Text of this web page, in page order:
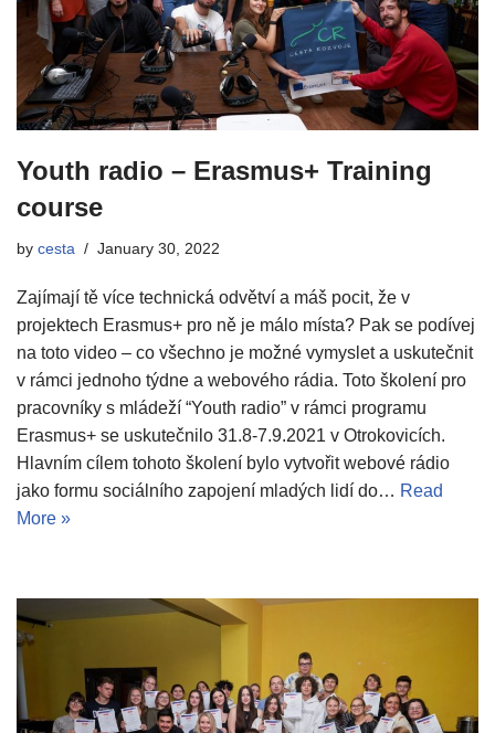
Youth radio – Erasmus+ Training
course
by cesta January 30, 2022
Zajímají tě více technická odvětví a máš pocit, že v
projektech Erasmus+ pro ně je málo místa? Pak se podívej
na toto video – co všechno je možné vymyslet a uskutečnit
v rámci jednoho týdne a webového rádia. Toto školení pro
pracovníky s mládeží “Youth radio” v rámci programu
Erasmus+ se uskutečnilo 31.8-7.9.2021 v Otrokovicích.
Hlavním cílem tohoto školení bylo vytvořit webové rádio
jako formu sociálního zapojení mladých lidí do… Read
More »